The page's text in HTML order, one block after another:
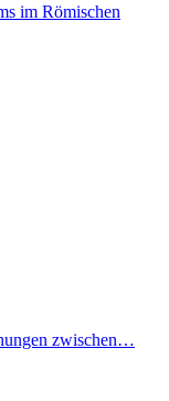
im Römischen
zwischen…